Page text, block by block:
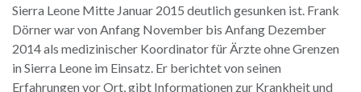
Sierra Leone Mitte Januar 2015 deutlich gesunken ist. Frank
Dörner war von Anfang November bis Anfang Dezember
2014 als medizinischer Koordinator für Ärzte ohne Grenzen
in Sierra Leone im Einsatz. Er berichtet von seinen
Erfahrungen vor Ort, gibt Informationen zur Krankheit und